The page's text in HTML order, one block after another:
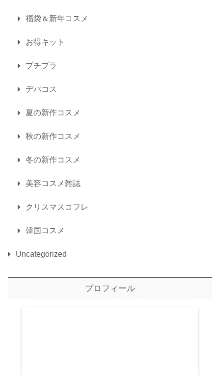
福袋＆新年コスメ
お得キット
プチプラ
デパコス
夏の新作コスメ
秋の新作コスメ
冬の新作コスメ
美容コスメ雑誌
クリスマスコフレ
韓国コスメ
Uncategorized
プロフィール